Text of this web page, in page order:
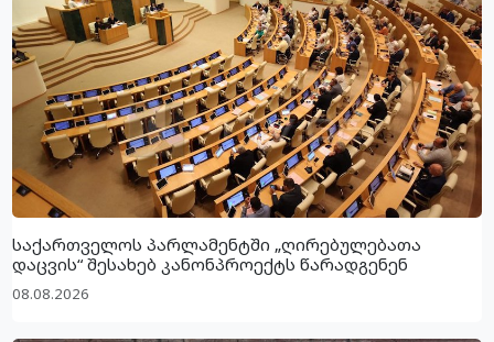
საქართველოს პარლამენტში „ღირებულებათა
დაცვის“ შესახებ კანონპროექტს წარადგენენ
08.08.2026